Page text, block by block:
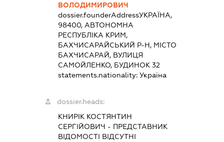
ВОЛОДИМИРОВИЧ
dossier.founderAddressУКРАЇНА,
98400, АВТОНОМНА
РЕСПУБЛІКА КРИМ,
БАХЧИСАРАЙСЬКИЙ Р-Н, МІСТО
БАХЧИСАРАЙ, ВУЛИЦЯ
САМОЙЛЕНКО, БУДИНОК 32
statements.nationality:Україна
dossier.heads:
КНИРІК КОСТЯНТИН
СЕРГІЙОВИЧ - ПРЕДСТАВНИК
ВІДОМОСТІ ВІДСУТНІ